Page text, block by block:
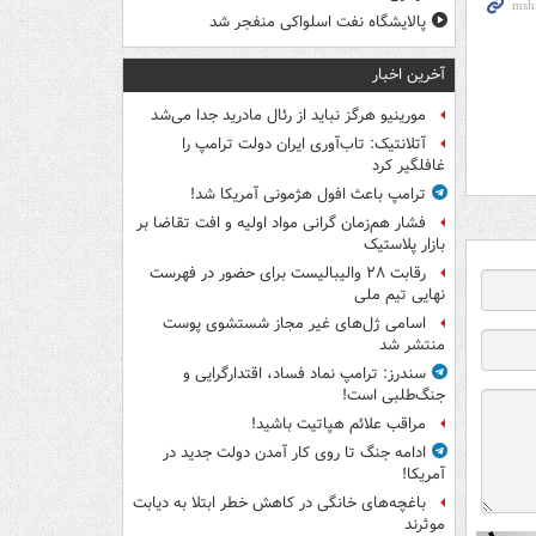
پالایشگاه نفت اسلواکی منفجر شد
آخرین اخبار
مورینیو هرگز نباید از رئال مادرید جدا می‌شد
آتلانتیک: تاب‌آوری ایران دولت ترامپ را
غافلگیر کرد
ترامپ باعث افول هژمونی آمریکا شد!
فشار هم‌زمان گرانی مواد اولیه و افت تقاضا بر
بازار پلاستیک
رقابت ۲۸ والیبالیست برای حضور در فهرست
نهایی تیم ملی
اسامی ژل‌های غیر مجاز شستشوی پوست
منتشر شد
سندرز: ترامپ نماد فساد، اقتدارگرایی و
جنگ‌طلبی است!
مراقب علائم هپاتیت باشید!
ادامه جنگ تا روی کار آمدن دولت جدید در
آمریکا!
باغچه‌های خانگی در کاهش خطر ابتلا به دیابت
موثرند